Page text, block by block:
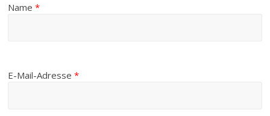
Name*
E-Mail-Adresse*